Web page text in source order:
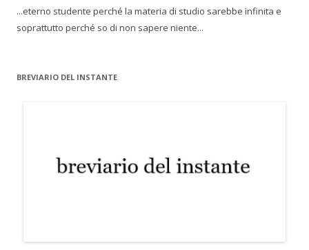
...eterno studente perché la materia di studio sarebbe infinita e
soprattutto perché so di non sapere niente...
BREVIARIO DEL INSTANTE